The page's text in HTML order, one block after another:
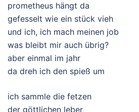
prometheus hängt da
gefesselt wie ein stück vieh
und ich, ich mach meinen job
was bleibt mir auch übrig?
aber einmal im jahr
da dreh ich den spieß um
ich sammle die fetzen
der göttlichen leber